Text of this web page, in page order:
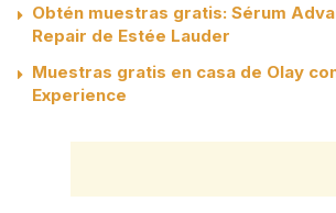
Obtén muestras gratis: Sérum
Repair de Estée Lauder
Muestras gratis en casa de Olay
Experience